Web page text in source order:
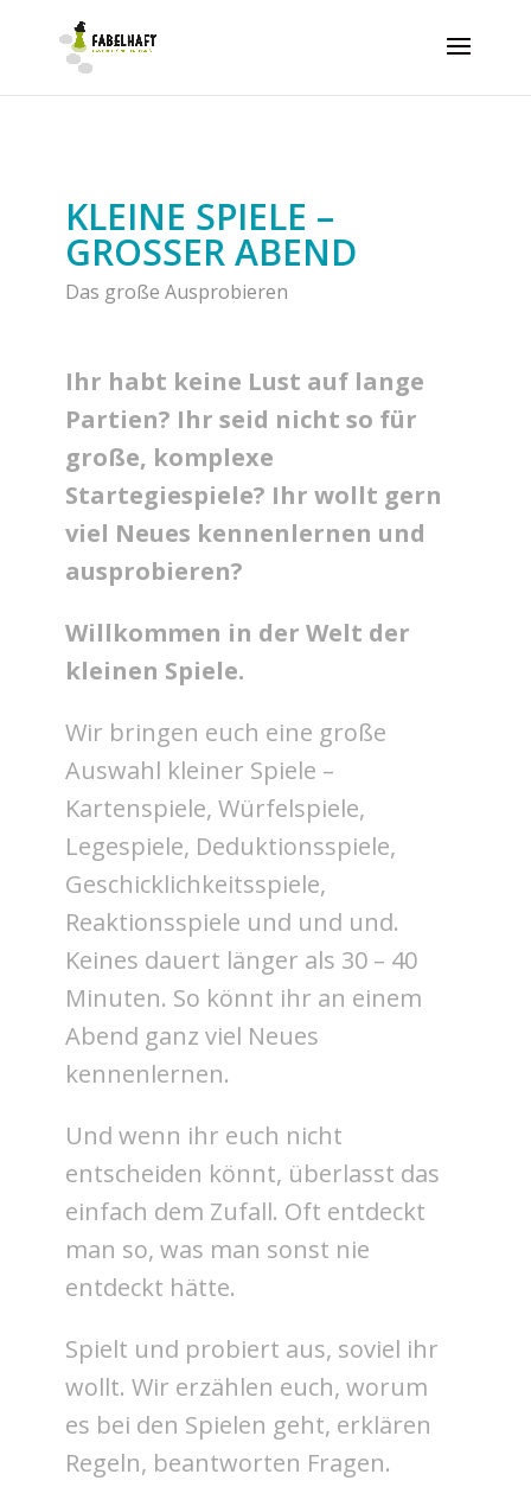
KLEINE SPIELE –
GROSSER ABEND
Das große Ausprobieren
Ihr habt keine Lust auf lange
Partien? Ihr seid nicht so für
große, komplexe
Startegiespiele? Ihr wollt gern
viel Neues kennenlernen und
ausprobieren?
Willkommen in der Welt der
kleinen Spiele.
Wir bringen euch eine große
Auswahl kleiner Spiele –
Kartenspiele, Würfelspiele,
Legespiele, Deduktionsspiele,
Geschicklichkeitsspiele,
Reaktionsspiele und und und.
Keines dauert länger als 30 – 40
Minuten. So könnt ihr an einem
Abend ganz viel Neues
kennenlernen.
Und wenn ihr euch nicht
entscheiden könnt, überlasst das
einfach dem Zufall. Oft entdeckt
man so, was man sonst nie
entdeckt hätte.
Spielt und probiert aus, soviel ihr
wollt. Wir erzählen euch, worum
es bei den Spielen geht, erklären
Regeln, beantworten Fragen.